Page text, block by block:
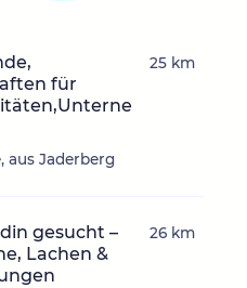
für
aus Jaderberg
25 km
gesucht –
Lachen &
26 km